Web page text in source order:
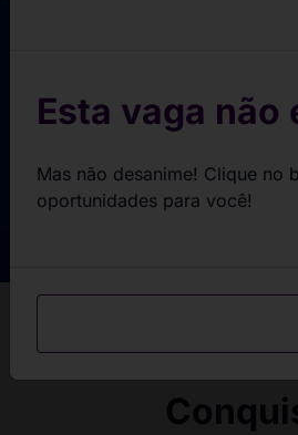
Dê o play na sua
Esta vaga não
Mas não desanime! Clique no
oportunidades para você!